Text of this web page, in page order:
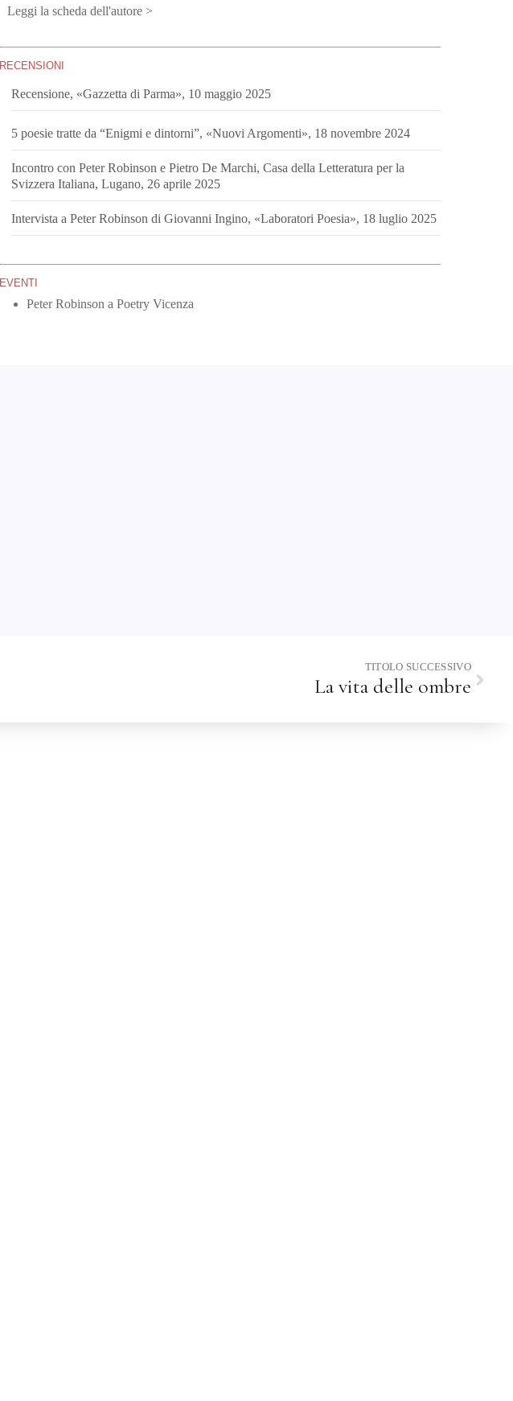
Leggi la scheda dell'autore >
RECENSIONI
Recensione, «Gazzetta di Parma», 10 maggio 2025
5 poesie tratte da “Enigmi e dintorni”, «Nuovi Argomenti», 18 novembre 2024
Incontro con Peter Robinson e Pietro De Marchi, Casa della Letteratura per la
Svizzera Italiana, Lugano, 26 aprile 2025
Intervista a Peter Robinson di Giovanni Ingino, «Laboratori Poesia», 18 luglio 2025
EVENTI
Peter Robinson a Poetry Vicenza
TITOLO SUCCESSIVO
La vita delle ombre